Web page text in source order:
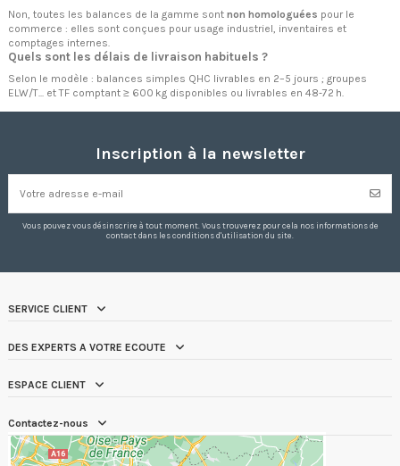
Non, toutes les balances de la gamme sont non homologuées pour le
commerce : elles sont conçues pour usage industriel, inventaires et
comptages internes.
Quels sont les délais de livraison habituels ?
Selon le modèle : balances simples QHC livrables en 2–5 jours ; groupes
ELW/T... et TF comptant ≥ 600 kg disponibles ou livrables en 48‑72 h.
Inscription à la newsletter
Vous pouvez vous désinscrire à tout moment. Vous trouverez pour cela nos informations de
contact dans les conditions d'utilisation du site.
SERVICE CLIENT
DES EXPERTS A VOTRE ECOUTE
ESPACE CLIENT
Contactez-nous